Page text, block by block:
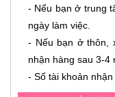
- Nếu bạn ở trung
ngày làm việc.
- Nếu bạn ở thôn,
nhận hàng sau 3-4
- Số tài khoản